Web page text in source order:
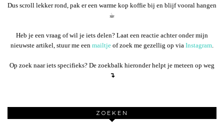
Dus scroll lekker rond, pak er een warme kop koffie bij en blijf vooral hangen
☕︎
Heb je een vraag of wil je iets delen? Laat een reactie achter onder mijn
nieuwste artikel, stuur me een mailtje of zoek me gezellig op via Instagram.
Op zoek naar iets specifieks? De zoekbalk hieronder helpt je meteen op weg
↴
ZOEKEN